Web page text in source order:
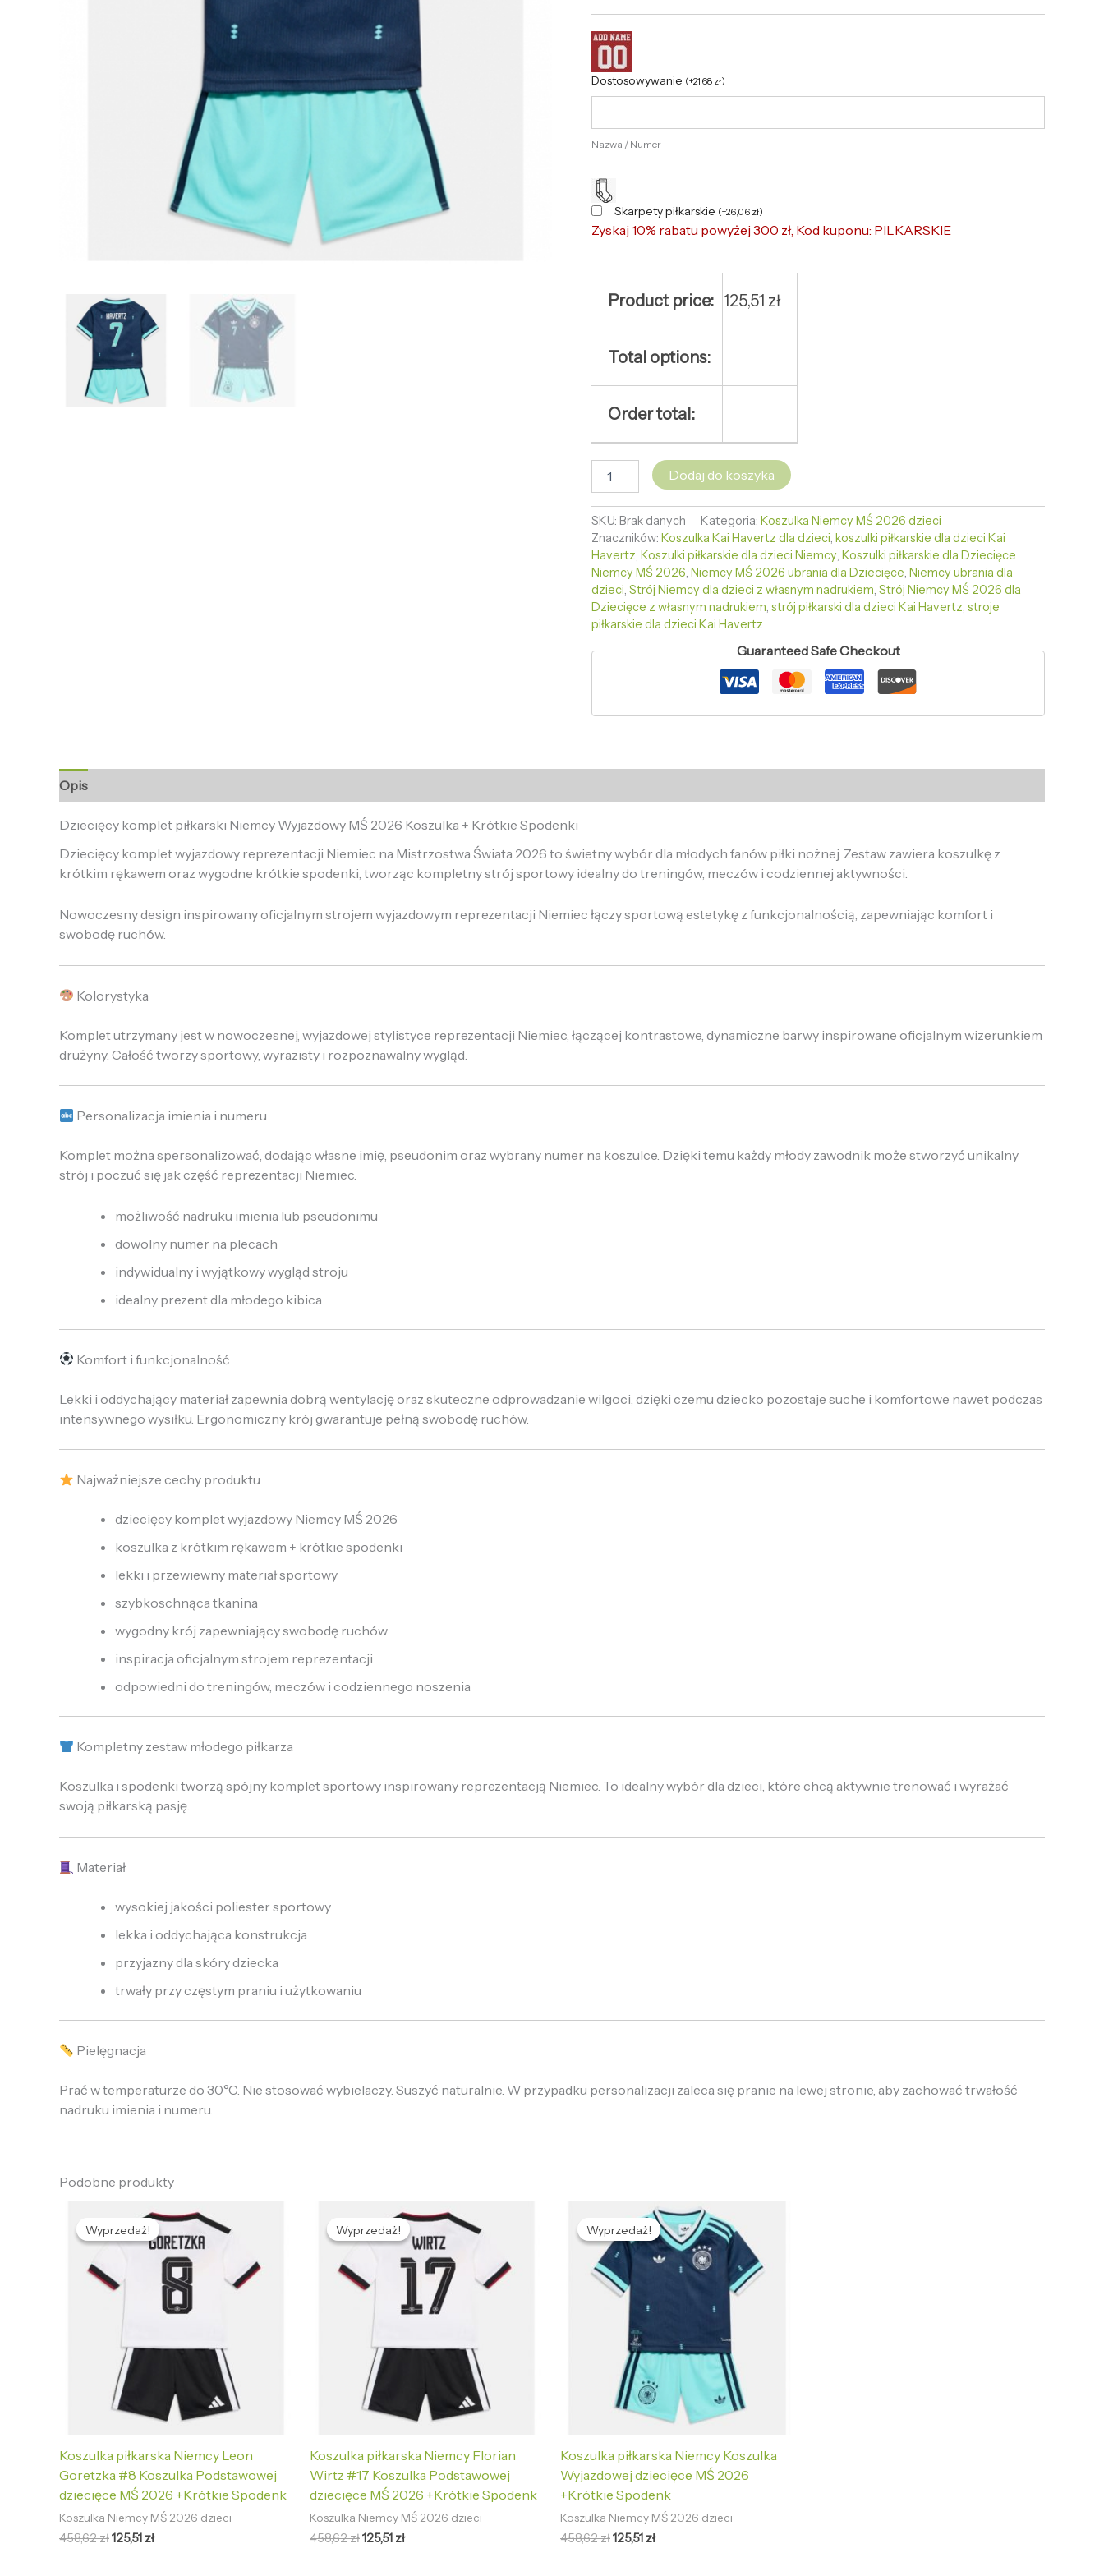
Dostosowywanie (+21,68 zł)
Nazwa / Numer
Skarpety piłkarskie (+26,06 zł)
Zyskaj 10% rabatu powyżej 300 zł, Kod kuponu: PILKARSKIE
Product price: 125,51 zł
Total options:
Order total:
Dodaj do koszyka
SKU: Brak danych Kategoria: Koszulka Niemcy MŚ 2026 dzieci
Znaczników: Koszulka Kai Havertz dla dzieci, koszulki piłkarskie dla dzieci Kai
Havertz, Koszulki piłkarskie dla dzieci Niemcy, Koszulki piłkarskie dla Dziecięce
Niemcy MŚ 2026, Niemcy MŚ 2026 ubrania dla Dziecięce, Niemcy ubrania dla
dzieci, Strój Niemcy dla dzieci z własnym nadrukiem, Strój Niemcy MŚ 2026 dla
Dziecięce z własnym nadrukiem, strój piłkarski dla dzieci Kai Havertz, stroje
piłkarskie dla dzieci Kai Havertz
Guaranteed Safe Checkout
Opis
Dziecięcy komplet piłkarski Niemcy Wyjazdowy MŚ 2026 Koszulka + Krótkie Spodenki
Dziecięcy komplet wyjazdowy reprezentacji Niemiec na Mistrzostwa Świata 2026 to świetny wybór dla młodych fanów piłki nożnej. Zestaw zawiera koszulkę z
krótkim rękawem oraz wygodne krótkie spodenki, tworząc kompletny strój sportowy idealny do treningów, meczów i codziennej aktywności.
Nowoczesny design inspirowany oficjalnym strojem wyjazdowym reprezentacji Niemiec łączy sportową estetykę z funkcjonalnością, zapewniając komfort i
swobodę ruchów.
Kolorystyka
Komplet utrzymany jest w nowoczesnej, wyjazdowej stylistyce reprezentacji Niemiec, łączącej kontrastowe, dynamiczne barwy inspirowane oficjalnym wizerunkiem
drużyny. Całość tworzy sportowy, wyrazisty i rozpoznawalny wygląd.
Personalizacja imienia i numeru
Komplet można spersonalizować, dodając własne imię, pseudonim oraz wybrany numer na koszulce. Dzięki temu każdy młody zawodnik może stworzyć unikalny
strój i poczuć się jak część reprezentacji Niemiec.
możliwość nadruku imienia lub pseudonimu
dowolny numer na plecach
indywidualny i wyjątkowy wygląd stroju
idealny prezent dla młodego kibica
Komfort i funkcjonalność
Lekki i oddychający materiał zapewnia dobrą wentylację oraz skuteczne odprowadzanie wilgoci, dzięki czemu dziecko pozostaje suche i komfortowe nawet podczas
intensywnego wysiłku. Ergonomiczny krój gwarantuje pełną swobodę ruchów.
Najważniejsze cechy produktu
dziecięcy komplet wyjazdowy Niemcy MŚ 2026
koszulka z krótkim rękawem + krótkie spodenki
lekki i przewiewny materiał sportowy
szybkoschnąca tkanina
wygodny krój zapewniający swobodę ruchów
inspiracja oficjalnym strojem reprezentacji
odpowiedni do treningów, meczów i codziennego noszenia
Kompletny zestaw młodego piłkarza
Koszulka i spodenki tworzą spójny komplet sportowy inspirowany reprezentacją Niemiec. To idealny wybór dla dzieci, które chcą aktywnie trenować i wyrażać
swoją piłkarską pasję.
Materiał
wysokiej jakości poliester sportowy
lekka i oddychająca konstrukcja
przyjazny dla skóry dziecka
trwały przy częstym praniu i użytkowaniu
Pielęgnacja
Prać w temperaturze do 30°C. Nie stosować wybielaczy. Suszyć naturalnie. W przypadku personalizacji zaleca się pranie na lewej stronie, aby zachować trwałość
nadruku imienia i numeru.
Podobne produkty
Wyprzedaż!
Wyprzedaż!
Koszulka piłkarska Niemcy Leon
Goretzka #8 Koszulka Podstawowej
dziecięce MŚ 2026 +Krótkie Spodenk
Koszulka Niemcy MŚ 2026 dzieci
458,62zł
wynosiła:
458,62 zł.
125,51 zł
cena
wynosi:
125,51 zł.
Wyprzedaż!
Wyprzedaż!
Koszulka piłkarska Niemcy Florian
Wirtz #17 Koszulka Podstawowej
dziecięce MŚ 2026 +Krótkie Spodenk
Koszulka Niemcy MŚ 2026 dzieci
458,62zł
wynosiła:
458,62 zł.
125,51 zł
cena
wynosi:
125,51 zł.
Wyprzedaż!
Wyprzedaż!
Koszulka piłkarska Niemcy Koszulka
Wyjazdowej dziecięce MŚ 2026
+Krótkie Spodenk
Koszulka Niemcy MŚ 2026 dzieci
458,62zł
Pierwotna
cena
wynosiła:
458,62 zł.
125,51 zł
Aktualna
cena
wynosi:
125,51 zł.